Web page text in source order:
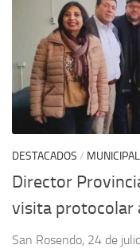
DESTACADOS / MUNICIPAL
Director
visita protocolar
San Rosendo, 24 de